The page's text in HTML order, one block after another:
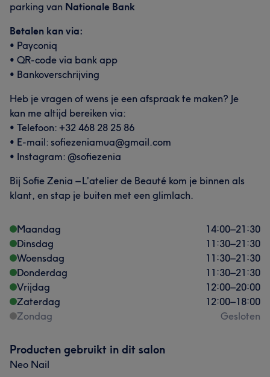
parking van Nationale Bank
Betalen kan via:
• Payconiq
• QR-code via bank app
• Bankoverschrijving
Heb je vragen of wens je een afspraak te maken? Je
kan me altijd bereiken via:
• Telefoon: +32 468 28 25 86
• E-mail: sofiezeniamua@gmail.com
• Instagram: @sofiezenia
Bij Sofie Zenia – L’atelier de Beauté kom je binnen als
klant, en stap je buiten met een glimlach.
Maandag 14:00–21:30
Dinsdag
11:30–21:30
Woensdag
11:30–21:30
Donderdag
11:30–21:30
Vrijdag
12:00–20:00
Zaterdag
12:00–18:00
Zondag
Gesloten
Producten gebruikt in dit salon
Neo Nail